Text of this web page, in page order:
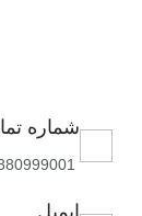
شماره
09380999001
ایمیل